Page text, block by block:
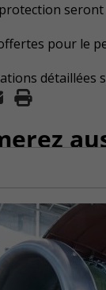
pour le
détaillées